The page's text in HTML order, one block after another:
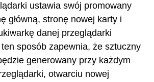
ustawia swój promowany
główną, stronę nowej karty i
danej przeglądarki
sposób zapewnia, że sztuczny
generowany przy każdym
otwarciu nowej